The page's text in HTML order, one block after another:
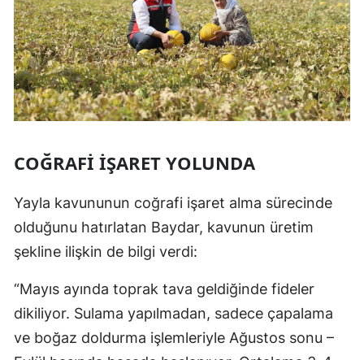
COĞRAFI İŞARET YOLUNDA
Yayla kavununun coğrafi işaret alma sürecinde
olduğunu hatırlatan Baydar, kavunun üretim
şekline ilişkin de bilgi verdi:
“Mayıs ayında toprak tava geldiğinde fideler
dikiliyor. Sulama yapılmadan, sadece çapalama
ve boğaz doldurma işlemleriyle Ağustos sonu –